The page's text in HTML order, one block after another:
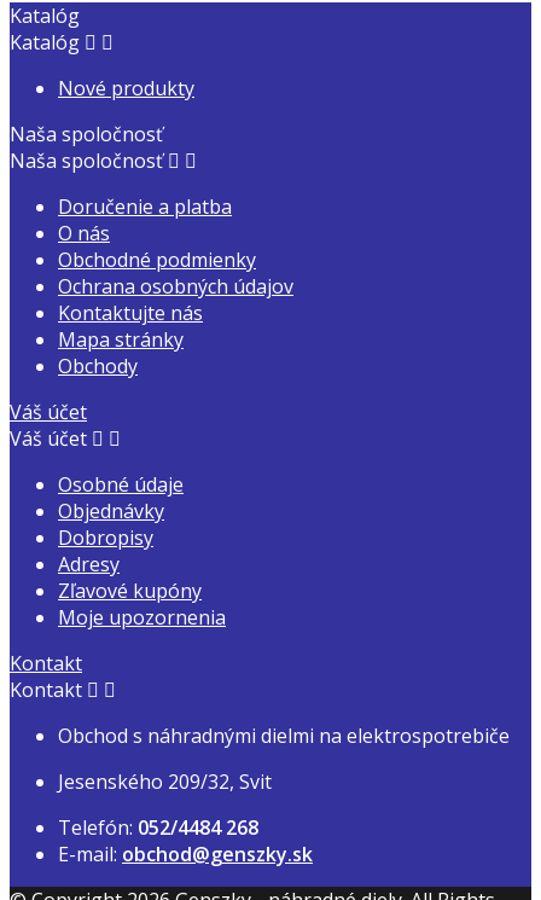
Katalóg
Katalóg  
Nové produkty
Naša spoločnosť
Naša spoločnosť  
Doručenie a platba
O nás
Obchodné podmienky
Ochrana osobných údajov
Kontaktujte nás
Mapa stránky
Obchody
Váš účet
Váš účet  
Osobné údaje
Objednávky
Dobropisy
Adresy
Zľavové kupóny
Moje upozornenia
Kontakt
Kontakt  
Obchod s náhradnými dielmi na elektrospotrebiče
Jesenského 209/32, Svit
Telefón: 052/4484 268
E-mail: obchod@genszky.sk